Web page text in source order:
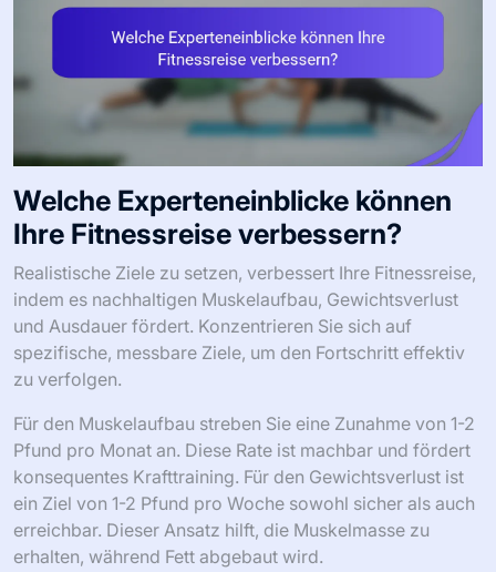
Welche Experteneinblicke können
Ihre Fitnessreise verbessern?
Realistische Ziele zu setzen, verbessert Ihre Fitnessreise,
indem es nachhaltigen Muskelaufbau, Gewichtsverlust
und Ausdauer fördert. Konzentrieren Sie sich auf
spezifische, messbare Ziele, um den Fortschritt effektiv
zu verfolgen.
Für den Muskelaufbau streben Sie eine Zunahme von 1-2
Pfund pro Monat an. Diese Rate ist machbar und fördert
konsequentes Krafttraining. Für den Gewichtsverlust ist
ein Ziel von 1-2 Pfund pro Woche sowohl sicher als auch
erreichbar. Dieser Ansatz hilft, die Muskelmasse zu
erhalten, während Fett abgebaut wird.